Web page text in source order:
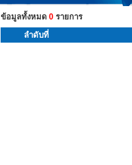
ข้อมูลทั้งหมด 0 รายการ
ลำดับที่